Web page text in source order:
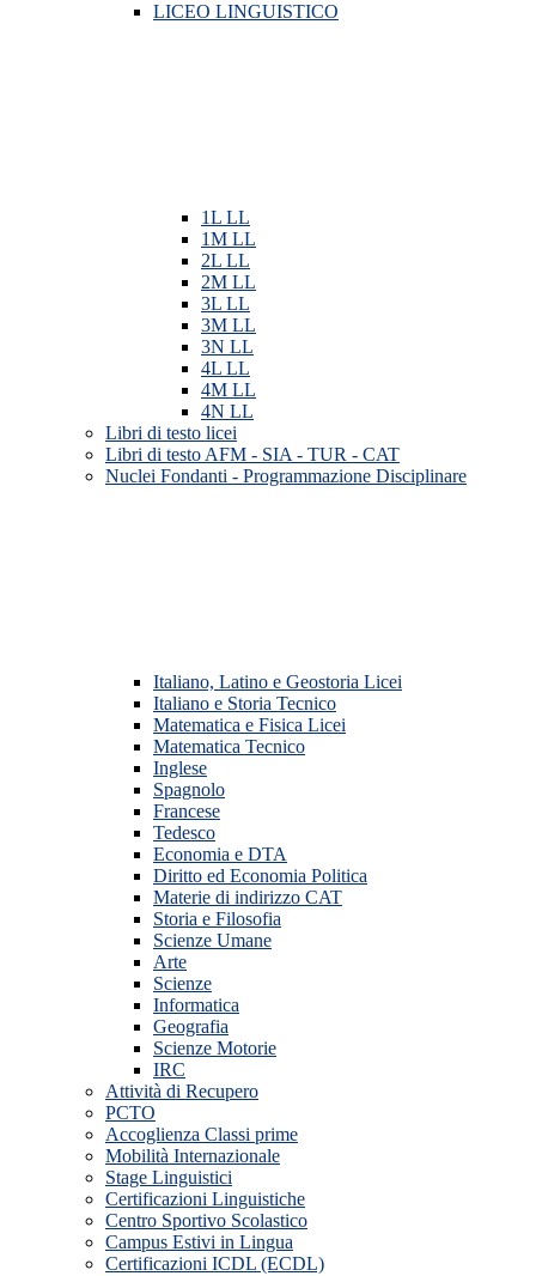
LICEO LINGUISTICO
1L LL
1M LL
2L LL
2M LL
3L LL
3M LL
3N LL
4L LL
4M LL
4N LL
Libri di testo licei
Libri di testo AFM - SIA - TUR - CAT
Nuclei Fondanti - Programmazione Disciplinare
Italiano, Latino e Geostoria Licei
Italiano e Storia Tecnico
Matematica e Fisica Licei
Matematica Tecnico
Inglese
Spagnolo
Francese
Tedesco
Economia e DTA
Diritto ed Economia Politica
Materie di indirizzo CAT
Storia e Filosofia
Scienze Umane
Arte
Scienze
Informatica
Geografia
Scienze Motorie
IRC
Attività di Recupero
PCTO
Accoglienza Classi prime
Mobilità Internazionale
Stage Linguistici
Certificazioni Linguistiche
Centro Sportivo Scolastico
Campus Estivi in Lingua
Certificazioni ICDL (ECDL)